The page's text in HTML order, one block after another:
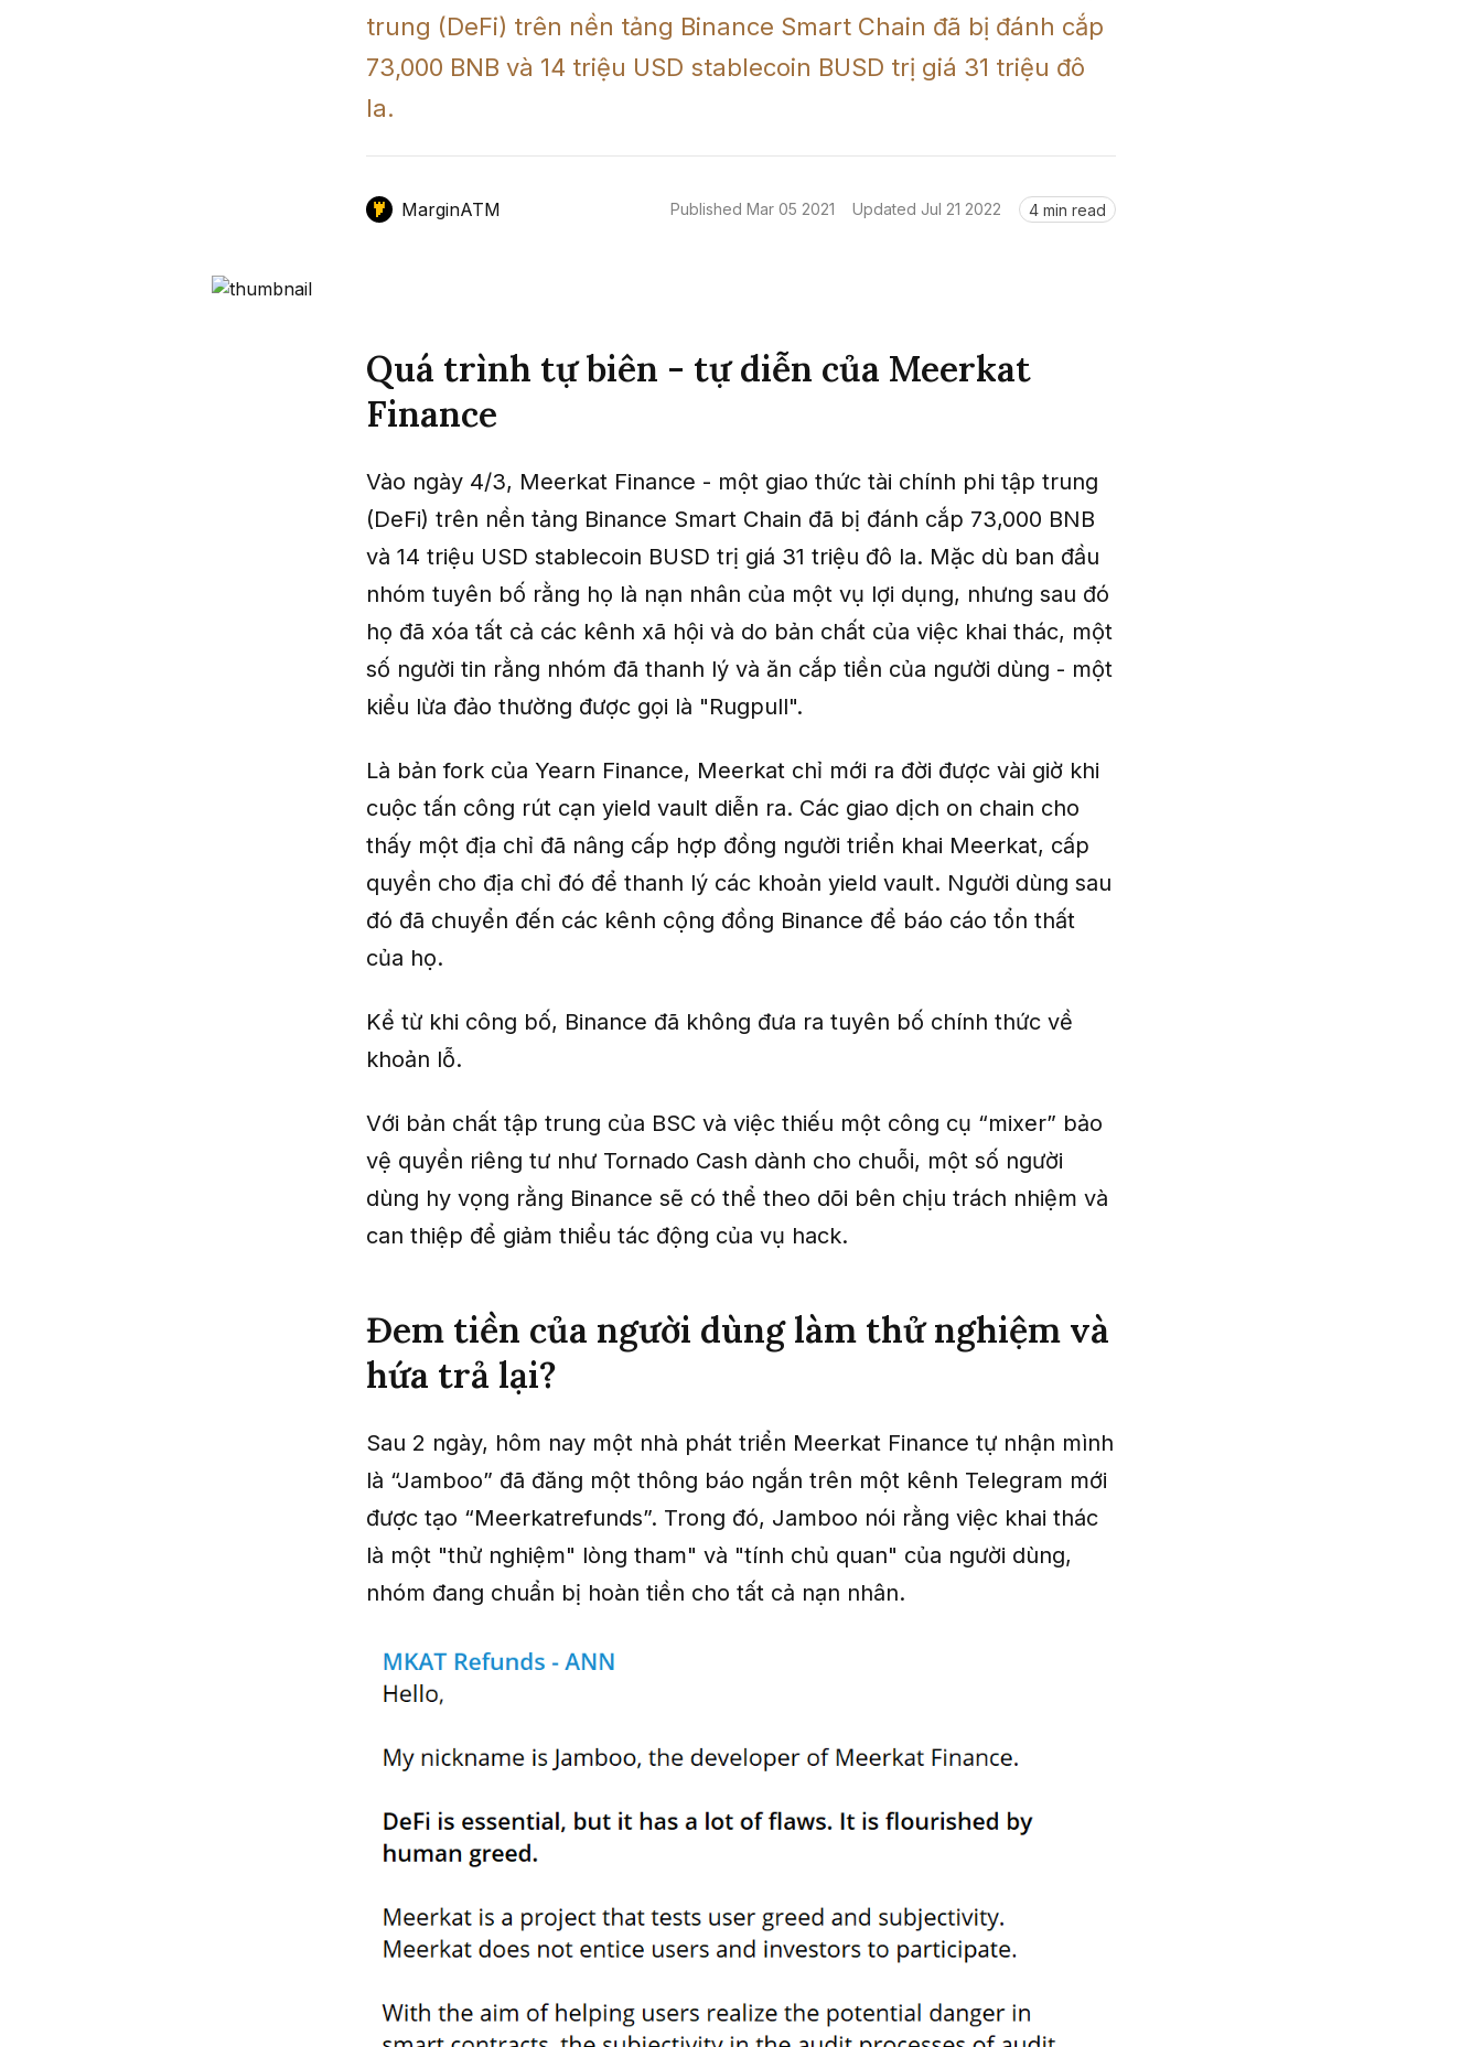
trung (DeFi) trên nền tảng Binance Smart Chain đã bị đánh cắp
73,000 BNB và 14 triệu USD stablecoin BUSD trị giá 31 triệu đô
la.
MarginATM Published Mar 05 2021 Updated Jul 21 2022 4 min read
Quá trình tự biên - tự diễn của Meerkat
Finance
Vào ngày 4/3, Meerkat Finance - một giao thức tài chính phi tập trung
(DeFi) trên nền tảng Binance Smart Chain đã bị đánh cắp 73,000 BNB
và 14 triệu USD stablecoin BUSD trị giá 31 triệu đô la. Mặc dù ban đầu
nhóm tuyên bố rằng họ là nạn nhân của một vụ lợi dụng, nhưng sau đó
họ đã xóa tất cả các kênh xã hội và do bản chất của việc khai thác, một
số người tin rằng nhóm đã thanh lý và ăn cắp tiền của người dùng - một
kiểu lừa đảo thường được gọi là "Rugpull".
Là bản fork của Yearn Finance, Meerkat chỉ mới ra đời được vài giờ khi
cuộc tấn công rút cạn yield vault diễn ra. Các giao dịch on chain cho
thấy một địa chỉ đã nâng cấp hợp đồng người triển khai Meerkat, cấp
quyền cho địa chỉ đó để thanh lý các khoản yield vault. Người dùng sau
đó đã chuyển đến các kênh cộng đồng Binance để báo cáo tổn thất
của họ.
Kể từ khi công bố, Binance đã không đưa ra tuyên bố chính thức về
khoản lỗ.
Với bản chất tập trung của BSC và việc thiếu một công cụ “mixer” bảo
vệ quyền riêng tư như Tornado Cash dành cho chuỗi, một số người
dùng hy vọng rằng Binance sẽ có thể theo dõi bên chịu trách nhiệm và
can thiệp để giảm thiểu tác động của vụ hack.
Đem tiền của người dùng làm thử nghiệm và
hứa trả lại?
Sau 2 ngày, hôm nay một nhà phát triển Meerkat Finance tự nhận mình
là “Jamboo” đã đăng một thông báo ngắn trên một kênh Telegram mới
được tạo “Meerkatrefunds”. Trong đó, Jamboo nói rằng việc khai thác
là một "thử nghiệm" lòng tham" và "tính chủ quan" của người dùng,
nhóm đang chuẩn bị hoàn tiền cho tất cả nạn nhân.